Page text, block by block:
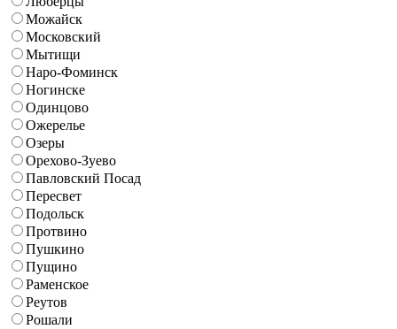
Можайск
Московский
Мытищи
Наро-Фоминск
Ногинске
Одинцово
Ожерелье
Озеры
Орехово-Зуево
Павловский Посад
Пересвет
Подольск
Протвино
Пушкино
Пущино
Раменское
Реутов
Рошали